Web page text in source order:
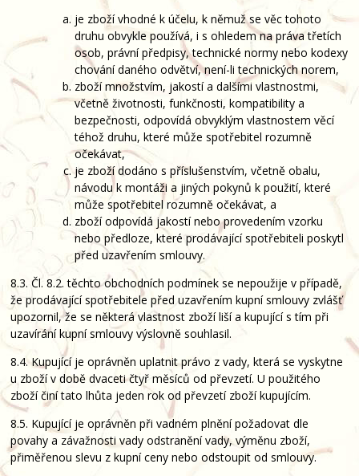
je zboží vhodné k účelu, k němuž se věc tohoto
druhu obvykle používá, i s ohledem na práva třetích
osob, právní předpisy, technické normy nebo kodexy
chování daného odvětví, není-li technických norem,
zboží množstvím, jakostí a dalšími vlastnostmi,
včetně životnosti, funkčnosti, kompatibility a
bezpečnosti, odpovídá obvyklým vlastnostem věcí
téhož druhu, které může spotřebitel rozumně
očekávat,
je zboží dodáno s příslušenstvím, včetně obalu,
návodu k montáži a jiných pokynů k použití, které
může spotřebitel rozumně očekávat, a
zboží odpovídá jakostí nebo provedením vzorku
nebo předloze, které prodávající spotřebiteli poskytl
před uzavřením smlouvy.
8.3. Čl. 8.2. těchto obchodních podmínek se nepoužije v případě,
že prodávající spotřebitele před uzavřením kupní smlouvy zvlášť
upozornil, že se některá vlastnost zboží liší a kupující s tím při
uzavírání kupní smlouvy výslovně souhlasil.
8.4. Kupující je oprávněn uplatnit právo z vady, která se vyskytne
u zboží v době dvaceti čtyř měsíců od převzetí. U použitého
zboží činí tato lhůta jeden rok od převzetí zboží kupujícím.
8.5. Kupující je oprávněn při vadném plnění požadovat dle
povahy a závažnosti vady odstranění vady, výměnu zboží,
přiměřenou slevu z kupní ceny nebo odstoupit od smlouvy.